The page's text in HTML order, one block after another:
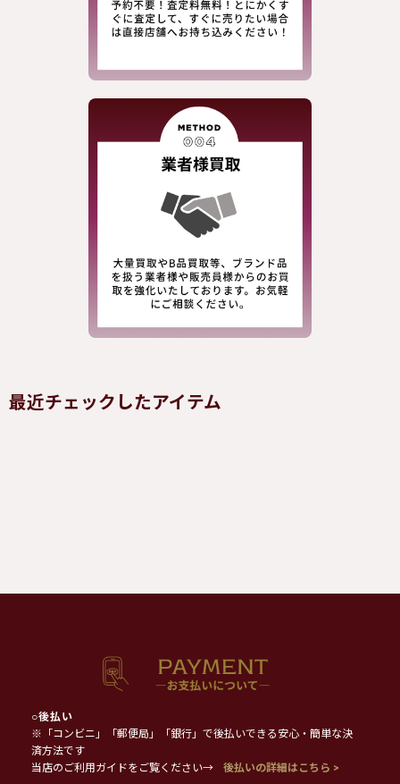
最近チェックしたアイテム
○後払い
※「コンビニ」「郵便局」「銀行」で後払いできる安心・簡単な決
済方法です
当店のご利用ガイドをご覧ください→
後払いの詳細はこちら >